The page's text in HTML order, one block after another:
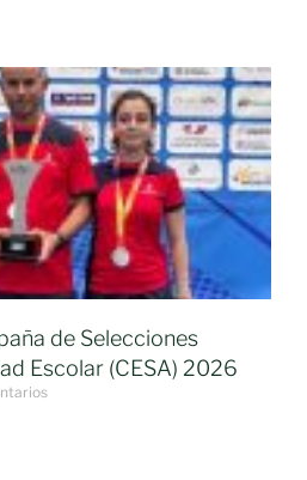
de Selecciones
Escolar (CESA) 2026